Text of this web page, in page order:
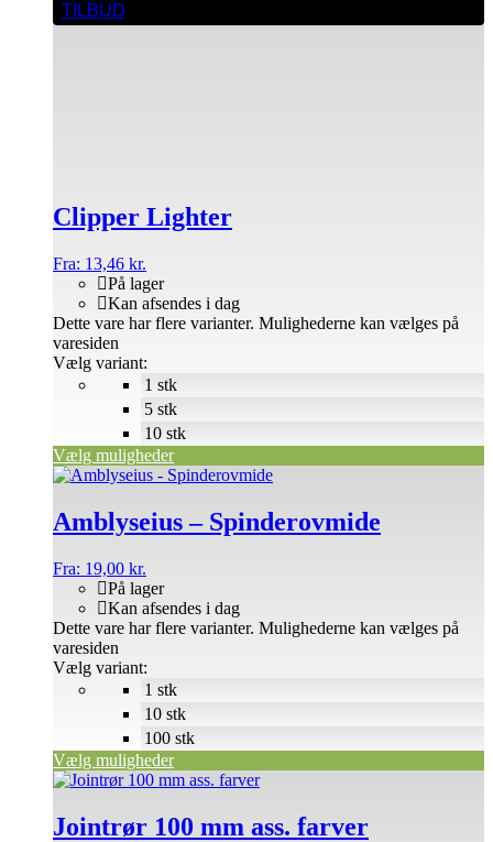
TILBUD
Clipper Lighter
Fra: 13,46 kr.
På lager
Kan afsendes i dag
Vælg variant:
Vælg muligheder
Dette vare har flere varianter. Mulighederne kan vælges på
varesiden
1 stk
5 stk
10 stk
Amblyseius – Spinderovmide
Fra: 19,00 kr.
På lager
Kan afsendes i dag
Vælg variant:
Vælg muligheder
Dette vare har flere varianter. Mulighederne kan vælges på
varesiden
1 stk
10 stk
100 stk
Jointrør 100 mm ass. farver